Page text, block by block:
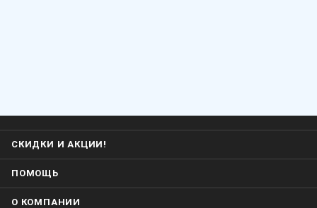
СКИДКИ И АКЦИИ!
ПОМОЩЬ
О КОМПАНИИ